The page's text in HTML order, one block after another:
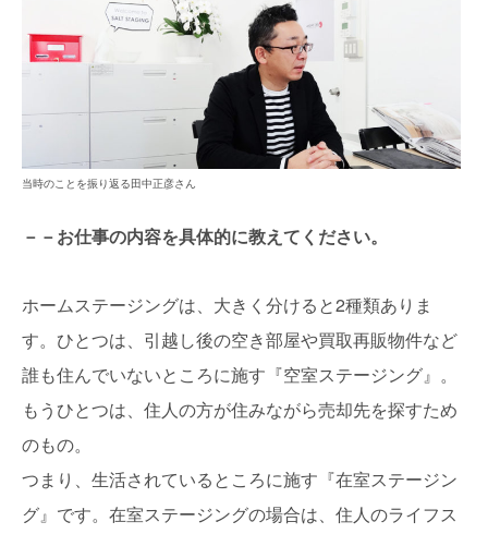
当時のことを振り返る田中正彦さん
－－お仕事の内容を具体的に教えてください。
ホームステージングは、大きく分けると2種類ありま
す。ひとつは、引越し後の空き部屋や買取再販物件など
誰も住んでいないところに施す『空室ステージング』。
もうひとつは、住人の方が住みながら売却先を探すため
のもの。
つまり、生活されているところに施す『在室ステージン
グ』です。在室ステージングの場合は、住人のライフス